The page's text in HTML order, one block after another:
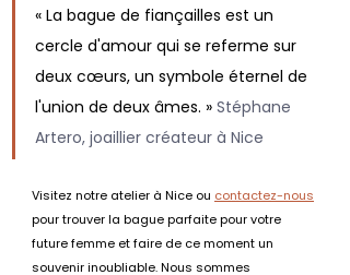
« La bague de fiançailles est un
cercle d'amour qui se referme sur
deux cœurs, un symbole éternel de
l'union de deux âmes. » Stéphane
Artero, joaillier créateur à Nice
Visitez notre atelier à Nice ou contactez-nous
pour trouver la bague parfaite pour votre
future femme et faire de ce moment un
souvenir inoubliable. Nous sommes